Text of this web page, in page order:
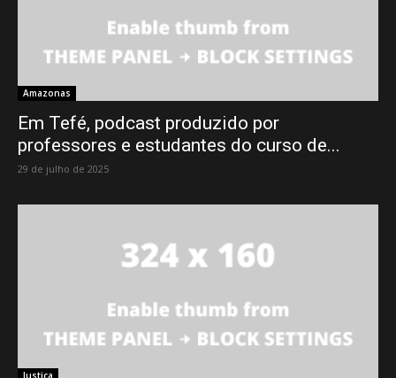
Amazonas
Em Tefé, podcast produzido por
professores e estudantes do curso de...
29 de julho de 2025
Justiça